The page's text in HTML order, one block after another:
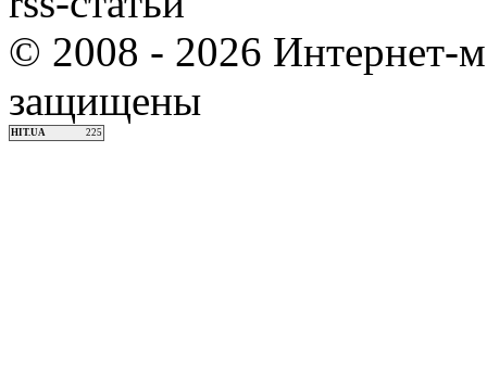
© 2008 - 2026 Интернет-
защищены
HIT.UA 225